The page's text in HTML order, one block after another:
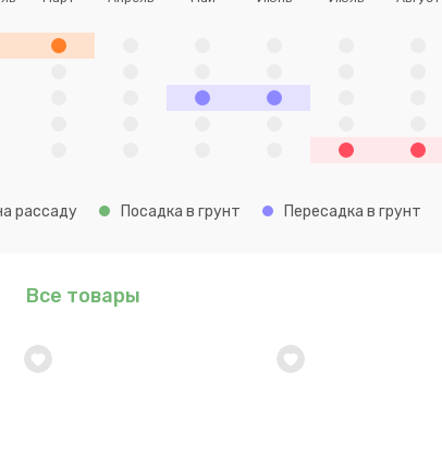
рассаду Посадка в грунт Пересадка в грунт
Все товары